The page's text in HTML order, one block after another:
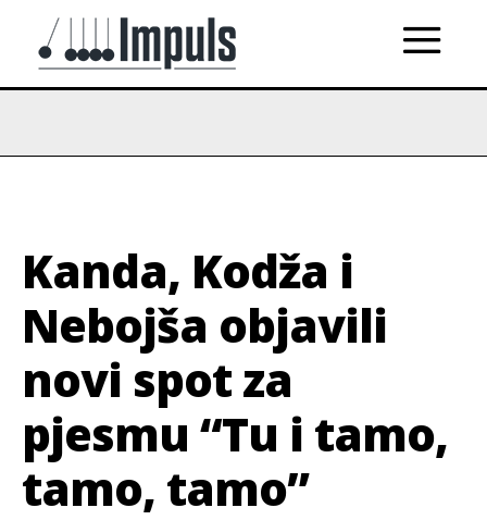
Kanda, Kodža i
Nebojša objavili
novi spot za
pjesmu “Tu i tamo,
tamo, tamo”